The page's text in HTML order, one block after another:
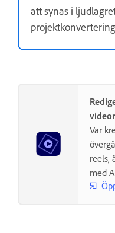
att synas i
Var
reels,
med